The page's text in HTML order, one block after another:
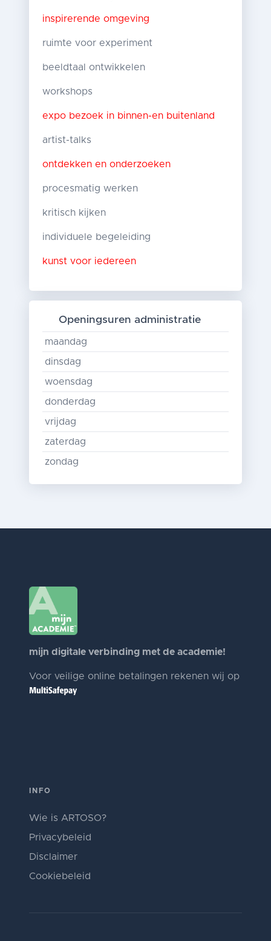
inspirerende omgeving
ruimte voor experiment
beeldtaal ontwikkelen
workshops
expo bezoek in binnen-en buitenland
artist-talks
ontdekken en onderzoeken
procesmatig werken
kritisch kijken
individuele begeleiding
kunst voor iedereen
Openingsuren administratie
maandag
dinsdag
woensdag
donderdag
vrijdag
zaterdag
zondag
mijn digitale verbinding met de academie!
Voor veilige online betalingen rekenen wij op
INFO
Wie is ARTOSO?
Privacybeleid
Disclaimer
Cookiebeleid